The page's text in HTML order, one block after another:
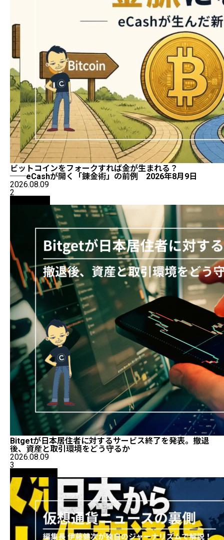
ビットコインをフォークすれば金が生まれる？
──eCashが開く「錬金術」の前例 2026年8月9日
2026.08.09
2
Bitgetが日本居住者に対するサービス終了を発表。撤退
後、資産と取引環境をどう守るか
2026.08.09
3